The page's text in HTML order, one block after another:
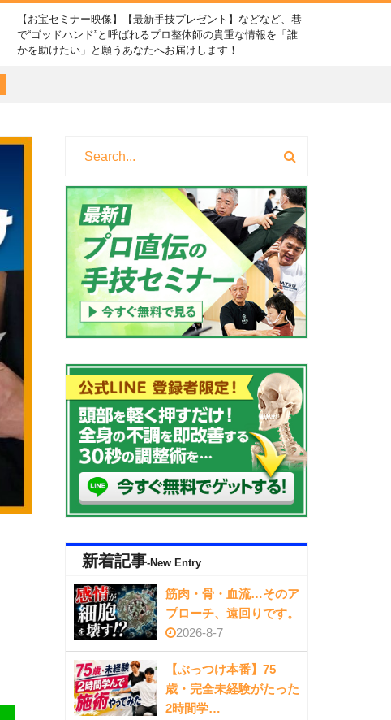
【お宝セミナー映像】【最新手技プレゼント】などなど、巷
で“ゴッドハンド”と呼ばれるプロ整体師の貴重な情報を「誰
かを助けたい」と願うあなたへお届けします！
新着記事-New Entry
筋肉・骨・血流…そのア
プローチ、遠回りです。
2026-8-7
【ぶっつけ本番】75
歳・完全未経験がたった
2時間学…